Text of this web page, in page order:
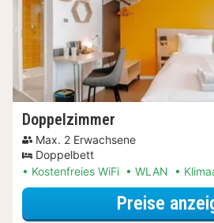
Doppelzimmer
Max. 2 Erwachsene
Doppelbett
Kostenfreies WiFi
WLAN
Preise